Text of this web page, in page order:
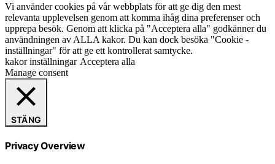
Vi använder cookies på vår webbplats för att ge dig den mest
relevanta upplevelsen genom att komma ihåg dina preferenser och
upprepa besök. Genom att klicka på "Acceptera alla" godkänner du
användningen av ALLA kakor. Du kan dock besöka "Cookie -
inställningar" för att ge ett kontrollerat samtycke.
kakor inställningar Acceptera alla
Manage consent
STÄNG
Privacy Overview